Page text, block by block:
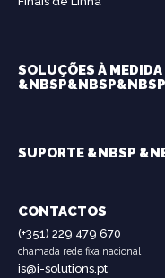
SOLUÇÕES À
&NBSP&NBSP&NBSP
SUPORTE &NBSP
CONTACTOS
(+351) 229 479 670
chamada rede fixa nacional
is@i-solutions.pt